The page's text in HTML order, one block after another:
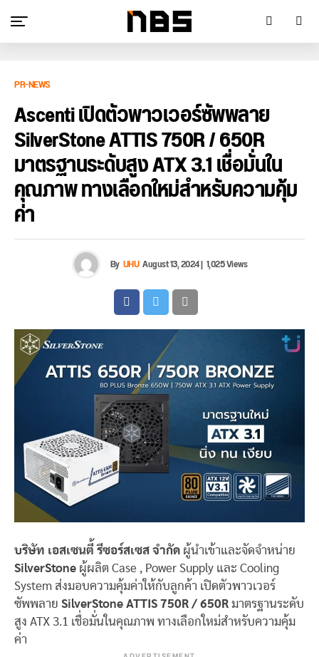
PR-NEWS
Ascenti เปิดตัวพาวเวอร์ซัพพลาย
SilverStone ATTIS 750R / 650R
มาตรฐานระดับสูง ATX 3.1 เชื่อมั่นใน
คุณภาพ ทางเลือกใหม่สำหรับความคุ้ม
ค่า
By UHUAugust 13, 2024| 1,025 Views
บริษัท เอสเซนตี้ รีซอร์สเซส จำกัด ผู้นำเข้าและจัดจำหน่าย
SilverStone ผู้ผลิต Case , Power Supply และ Cooling
System ส่งมอบความคุ้มค่าให้กับลูกค้า เปิดตัวพาวเวอร์
ซัพพลาย SilverStone ATTIS 750R / 650R มาตรฐานระดับ
สูง ATX 3.1 เชื่อมั่นในคุณภาพ ทางเลือกใหม่สำหรับความคุ้ม
ค่า